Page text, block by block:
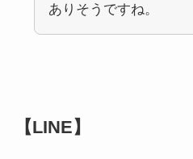
ありそうですね。
【LINE】